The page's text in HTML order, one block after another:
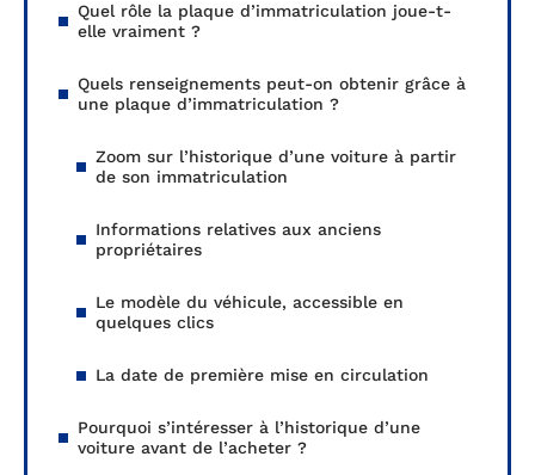
Quel rôle la plaque d’immatriculation joue-t-
elle vraiment ?
Quels renseignements peut-on obtenir grâce à
une plaque d’immatriculation ?
Zoom sur l’historique d’une voiture à partir
de son immatriculation
Informations relatives aux anciens
propriétaires
Le modèle du véhicule, accessible en
quelques clics
La date de première mise en circulation
Pourquoi s’intéresser à l’historique d’une
voiture avant de l’acheter ?